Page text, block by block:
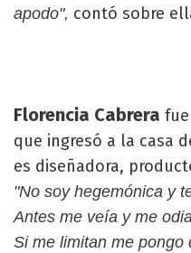
apodo", contó sobre
Florencia Cabrera
que ingresó a la casa
es diseñadora,
"No soy hegemónica y
Antes me veía y me
Si me limitan me pongo